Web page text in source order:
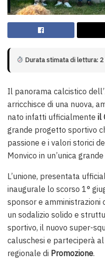
Durata stimata di lettura: 2
Il panorama calcistico dell’
arricchisce di una nuova,
nato infatti ufficialmente il
grande progetto sportivo
passione e i valori storici
Monvico in un’unica
L’unione, presentata
inaugurale lo scorso 1°
sponsor e amministrazioni
un sodalizio solido e
sportivo, il nuovo super-
caluschesi e parteciperà
regionale di Promozione.